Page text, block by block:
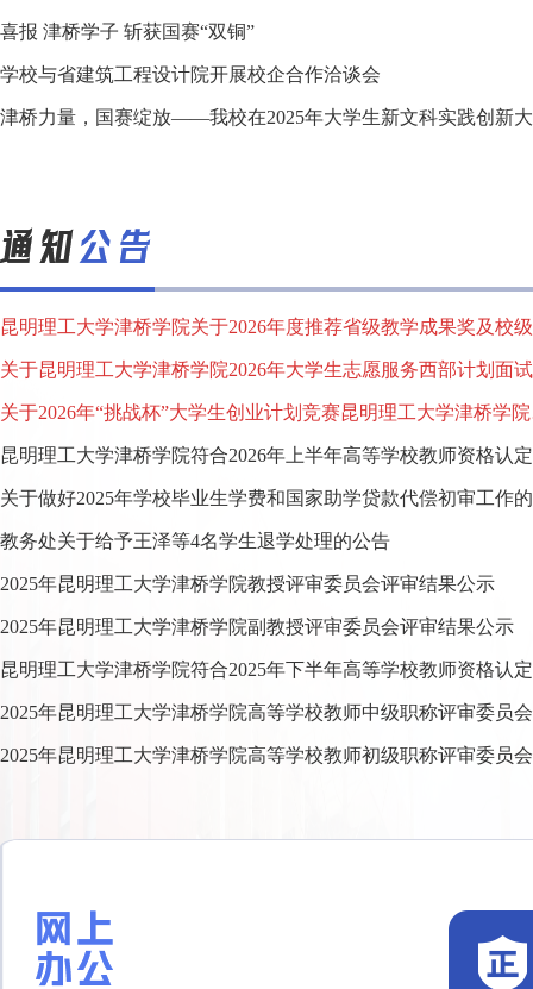
喜报 津桥学子 斩获国赛“双铜”
学校与省建筑工程设计院开展校企合作洽谈会
关于
教务处关于给予王泽等4名学生退学处理的公告
2025年昆明理工大学津桥学院教授评审委员会评审结果公示
2025年昆明理工大学津桥学院副教授评审委员会评审结果公示